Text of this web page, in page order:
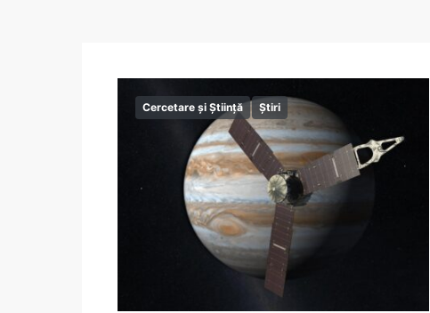
Cercetare și Știință Știri